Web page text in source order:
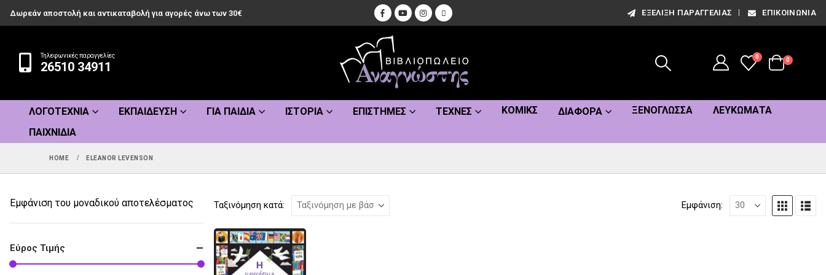
Δωρεάν αποστολή και αντικαταβολή για αγορές άνω των 30€ ΕΞΈΛΙΞΗ ΠΑΡΑΓΓΕΛΊΑΣ ΕΠΙΚΟΙΝΩΝΊΑ
Τηλεφωνικές παραγγελίες
26510 34911
0
0
ΛΟΓΟΤΕΧΝΊΑ ΕΚΠΑΊΔΕΥΣΗ ΓΙΑ ΠΑΙΔΙΆ ΙΣΤΟΡΊΑ ΕΠΙΣΤΉΜΕΣ ΤΈΧΝΕΣ ΚΌΜΙΚΣ ΔΙΆΦΟΡΑ ΞΕΝΌΓΛΩΣΣΑ
ΛΕΥΚΏΜΑΤΑ
ΠΑΙΧΝΊΔΙΑ
HOME ELEANOR LEVENSON
Ταξινόμηση κατά: Εμφάνιση:
Εμφάνιση του μοναδικού αποτελέσματος
Εύρος Τιμής